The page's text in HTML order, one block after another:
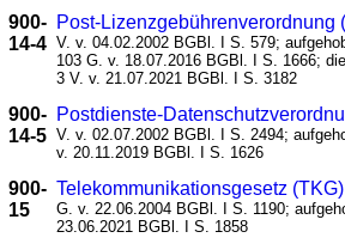
900-
14-4
Post-Lizenzgebührenverordnung
V. v. 04.02.2002 BGBl. I S. 579;
103 G. v. 18.07.2016 BGBl. I S. 1666;
3 V. v. 21.07.2021 BGBl. I S. 3182
900-
14-5
Postdienste-
V. v. 02.07.2002 BGBl. I S. 2494;
v. 20.11.2019 BGBl. I S. 1626
900-
15
Telekommunikationsgesetz (TKG)
G. v. 22.06.2004 BGBl. I S. 1190;
23.06.2021 BGBl. I S. 1858